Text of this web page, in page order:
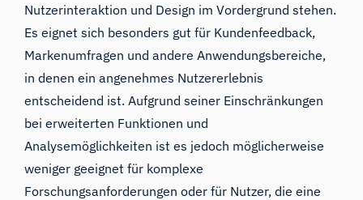
Nutzerinteraktion und Design im Vordergrund stehen.
Es eignet sich besonders gut für Kundenfeedback,
Markenumfragen und andere Anwendungsbereiche,
in denen ein angenehmes Nutzererlebnis
entscheidend ist. Aufgrund seiner Einschränkungen
bei erweiterten Funktionen und
Analysemöglichkeiten ist es jedoch möglicherweise
weniger geeignet für komplexe
Forschungsanforderungen oder für Nutzer, die eine